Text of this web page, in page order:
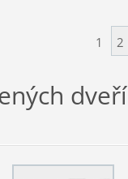
1 2
dveří